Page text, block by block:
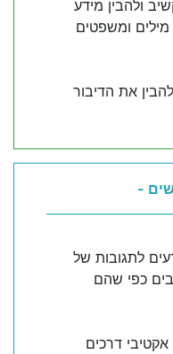
ולהבין מידע
מילים ומשפטים
את הדיבור
-
לתגובות של
כפי שהם
דרכים